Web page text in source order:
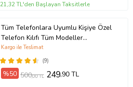
21,32 TL'den Başlayan Taksitlerle
Tüm Telefonlara Uyumlu Kişiye Özel
Telefon Kılıfı Tüm Modeller
Açıklamada
(9)
Kargo ile Teslimat
%50 500,00 TL 249,90 TL